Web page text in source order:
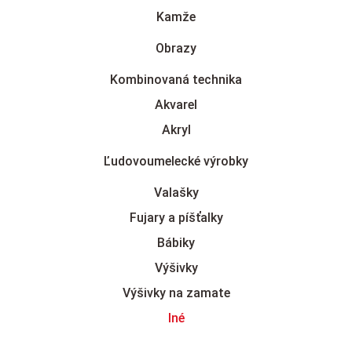
Kamže
Obrazy
Kombinovaná technika
Akvarel
Akryl
Ľudovoumelecké výrobky
Valašky
Fujary a píšťalky
Bábiky
Výšivky
Výšivky na zamate
Iné